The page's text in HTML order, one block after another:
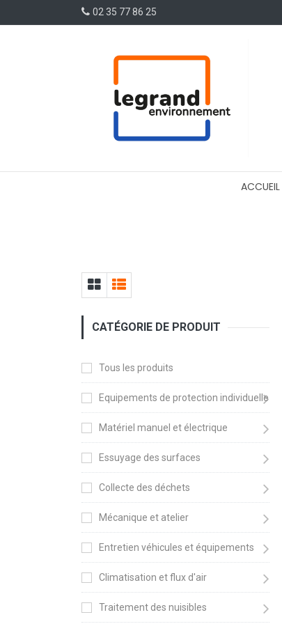
02 35 77 86 25
ACCUEIL
CATÉGORIE DE PRODUIT
Tous les produits
Equipements de protection individuelle
Matériel manuel et électrique
Essuyage des surfaces
Collecte des déchets
Mécanique et atelier
Entretien véhicules et équipements
Climatisation et flux d'air
Traitement des nuisibles